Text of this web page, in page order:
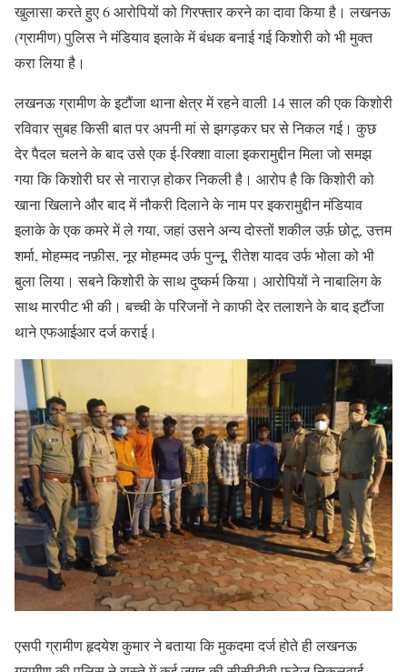
खुलासा करते हुए 6 आरोपियों को गिरफ्तार करने का दावा किया है। लखनऊ
(ग्रामीण) पुलिस ने मंडियाव इलाके में बंधक बनाई गई किशोरी को भी मुक्त
करा लिया है।
लखनऊ ग्रामीण के इटौंजा थाना क्षेत्र में रहने वाली 14 साल की एक किशोरी
रविवार सुबह किसी बात पर अपनी मां से झगड़कर घर से निकल गई। कुछ
देर पैदल चलने के बाद उसे एक ई-रिक्शा वाला इकरामुद्दीन मिला जो समझ
गया कि किशोरी घर से नाराज़ होकर निकली है। आरोप है कि किशोरी को
खाना खिलाने और बाद में नौकरी दिलाने के नाम पर इकरामुद्दीन मंडियाव
इलाके के एक कमरे में ले गया, जहां उसने अन्य दोस्तों शकील उर्फ़ छोटू, उत्तम
शर्मा, मोहम्मद नफ़ीस, नूर मोहम्मद उर्फ पुन्नू, रीतेश यादव उर्फ भोला को भी
बुला लिया। सबने किशोरी के साथ दुष्कर्म किया। आरोपियों ने नाबालिग के
साथ मारपीट भी की। बच्ची के परिजनों ने काफी देर तलाशने के बाद इटौंजा
थाने एफआईआर दर्ज कराई।
एसपी ग्रामीण हृदयेश कुमार ने बताया कि मुकदमा दर्ज होते ही लखनऊ